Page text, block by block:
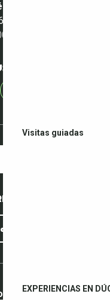
Visitas guiadas
EXPERIENCIAS EN
Céret
53
!
NADA.
boletín